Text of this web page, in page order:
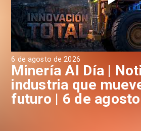
6 de agosto de 2026
Minería Al Día |
industria que
futuro | 6 de